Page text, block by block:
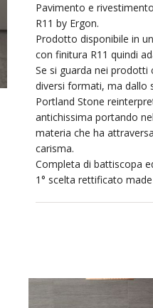
Pavimento e
R11 by Ergon.
Prodotto disponibile in
con finitura R11 quindi
Se si guarda nei
diversi formati, ma dallo
Portland Stone
antichissima portando
materia che ha
carisma.
Completa di battiscopa
1° scelta rettificato